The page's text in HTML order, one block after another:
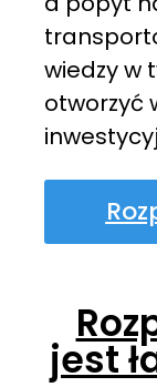
wiedzy w
otworzyć
jest